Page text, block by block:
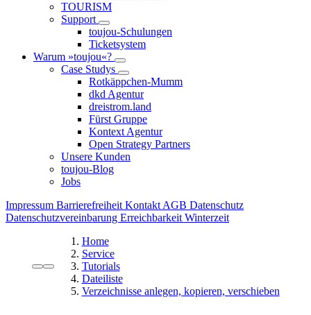
TOURISM
Support
toujou-Schulungen
Ticketsystem
Warum »toujou«?
Case Studys
Rotkäppchen-Mumm
dkd Agentur
dreistrom.land
Fürst Gruppe
Kontext Agentur
Open Strategy Partners
Unsere Kunden
toujou-Blog
Jobs
Impressum Barrierefreiheit Kontakt AGB Datenschutz
Datenschutzvereinbarung Erreichbarkeit Winterzeit
Home
Service
Tutorials
Dateiliste
Verzeichnisse anlegen, kopieren, verschieben